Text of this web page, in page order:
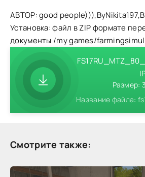
АВТОР: good
Установка: файл в ZIP формате
документы /my games/
Размер:
Смотрите также: